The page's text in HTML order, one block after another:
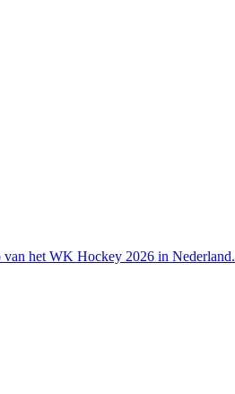
het WK Hockey 2026 in Nederland.